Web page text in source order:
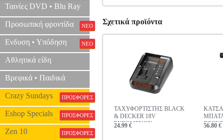
Ταινίες DVD • Blu Ray
Προσωπική φροντίδα ΝΕΟ
Ενδυση • Υπόδηση ΝΕΟ
Αθλητικά είδη
Βρεφικά • Παιδικά
Crazy Sundays ΠΡΟΣΦΟΡΕΣ
Eshop Specials ΠΡΟΣΦΟΡΕΣ
Zen 10 ΠΡΟΣΦΟΡΕΣ
Σχετικά προϊόντα
ΤΑΧΥΦΟΡΤΙΣΤΗΣ BLACK
& DECKER 18V
ΣΥΡΟΜΕΝΩΝ
24.99 € 56.80 €